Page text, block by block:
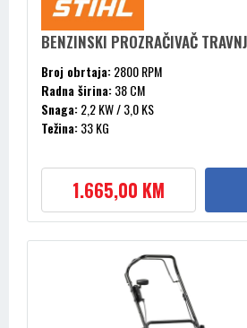
BENZINSKI PROZRAČIVAČ
Broj obrtaja:2800 RPM
Radna širina:38 CM
Snaga:2,2 KW / 3,0 KS
Težina:33 KG
1.665,00 KM